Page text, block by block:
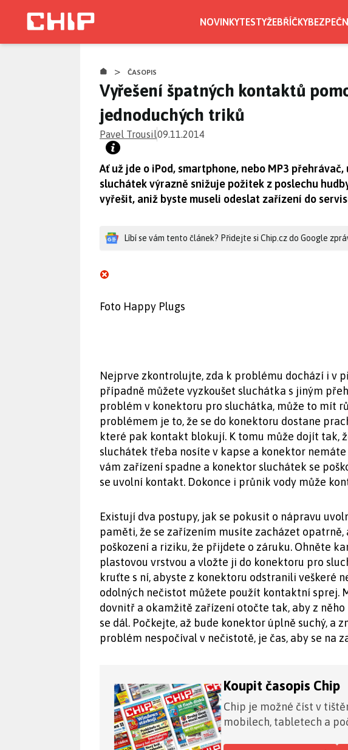
NOVINKYTESTYŽEBŘÍČKY
> ČASOPIS
Vyřešení špatných kontaktů
jednoduchých triků
Pavel Trousil09.11.2014
Ať už jde o iPod, smartphone, nebo MP3
sluchátek výrazně snižuje požitek z poslechu
vyřešit, aniž byste museli odeslat zařízení do
Líbí se vám tento článek? Přidejte si Chip.cz do Google
Foto Happy Plugs
Nejprve zkontrolujte, zda k problému dochází i v
případně můžete vyzkoušet sluchátka s jiným
problém v konektoru pro sluchátka, může to mít
problémem je to, že se do konektoru dostane
které pak kontakt blokují. K tomu může dojít tak,
sluchátek třeba nosíte v kapse a konektor
vám zařízení spadne a konektor sluchátek se
se uvolní kontakt. Dokonce i průnik vody může
Existují dva postupy, jak se pokusit o nápravu
paměti, že se zařízením musíte zacházet opatrně,
poškození a riziku, že přijdete o záruku. Ohněte
plastovou vrstvou a vložte ji do konektoru pro
kruťte s ní, abyste z konektoru odstranili veškeré
odolných nečistot můžete použít kontaktní sprej.
dovnitř a okamžitě zařízení otočte tak, aby z
se dál. Počkejte, až bude konektor úplně suchý, a
problém nespočíval v nečistotě, je čas, aby se na
Koupit časopis Chip
Chip je možné číst v
mobilech, tabletech a